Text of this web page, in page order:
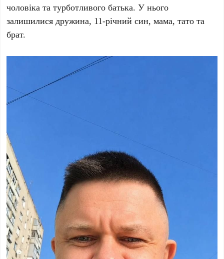
чоловіка та турботливого батька. У нього
залишилися дружина, 11-річний син, мама, тато та
брат.